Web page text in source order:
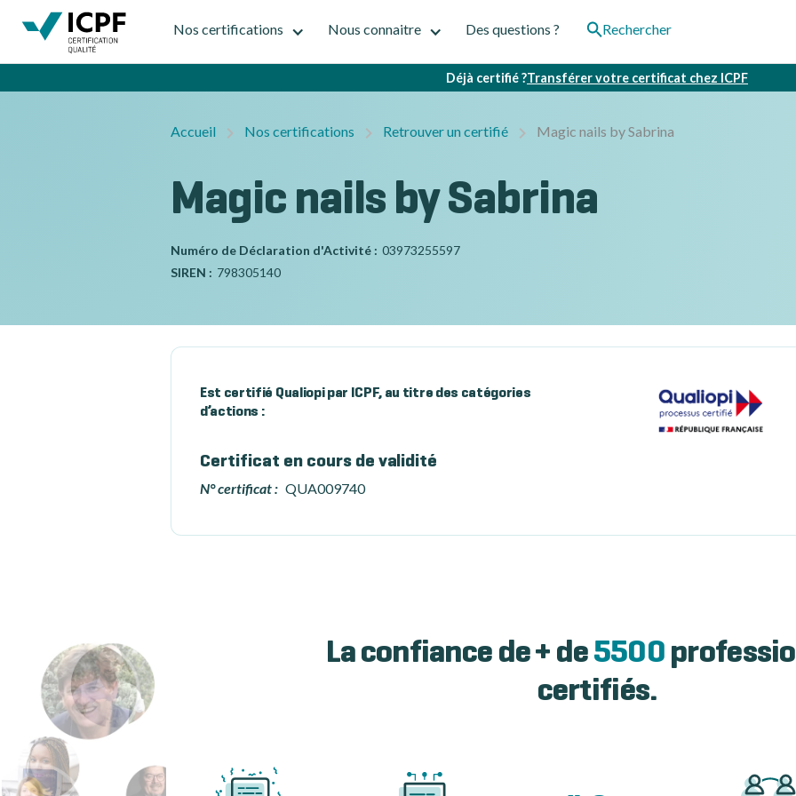
Nos certifications Nous connaitre Des questions ? Rechercher
Déjà certifié ?Transférer votre certificat chez ICPF
Accueil Nos certifications Retrouver un certifié Magic nails by Sabrina
Magic nails by Sabrina
Numéro de Déclaration d'Activité : 03973255597
SIREN : 798305140
Est certifié Qualiopi par ICPF, au titre des catégories
d’actions :
Certificat en cours de validité
N° certificat : QUA009740
La confiance de + de 5500
certifiés.